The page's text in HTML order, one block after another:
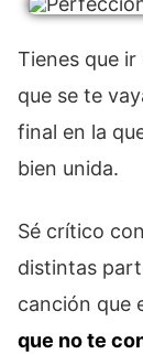
Tienes que
que se te
final en la
bien unida.
Sé crítico
distintas
canción que
que no te